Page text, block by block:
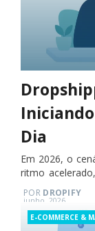
Dia
Em 2026, o
ritmo
das portas
POR DROPIFY
Posted
on
junho, 2026
Categories
E-COMMERCE &